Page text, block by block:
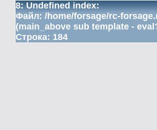
8: Undefined index:
Файл: /home/forsage/rc-
(main_above sub template -
Строка: 184